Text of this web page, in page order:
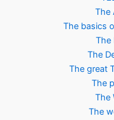
The
The basics
The
The
The great
The
The
The